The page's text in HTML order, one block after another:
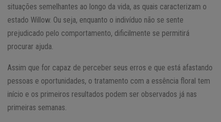
situações semelhantes ao longo da vida, as quais caracterizam o
estado Willow. Ou seja, enquanto o indivíduo não se sente
prejudicado pelo comportamento, dificilmente se permitirá
procurar ajuda.
Assim que for capaz de perceber seus erros e que está afastando
pessoas e oportunidades, o tratamento com a essência floral tem
início e os primeiros resultados podem ser observados já nas
primeiras semanas.